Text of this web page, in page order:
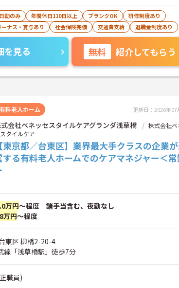
日勤のみ 年間休日110日以上 ブランクOK
研修制度あり
ーナス・賞与あり 社会保険完備 交通費支給 退職金制度あり
を見る 無料 紹介してもらう
有料老人ホーム 更新日：2026年07
会社ベネッセスタイルケアグランダ浅草橋
株式会社ベ
タイルケア
【東京都／台東区】業界最大手クラスの企業
する有料老人ホームでのケアマネジャー＜
万円～程度 諸手当含む、夜勤なし
万円～程度
東区 柳橋2-20-4
線「浅草橋駅」徒歩7分
職員)